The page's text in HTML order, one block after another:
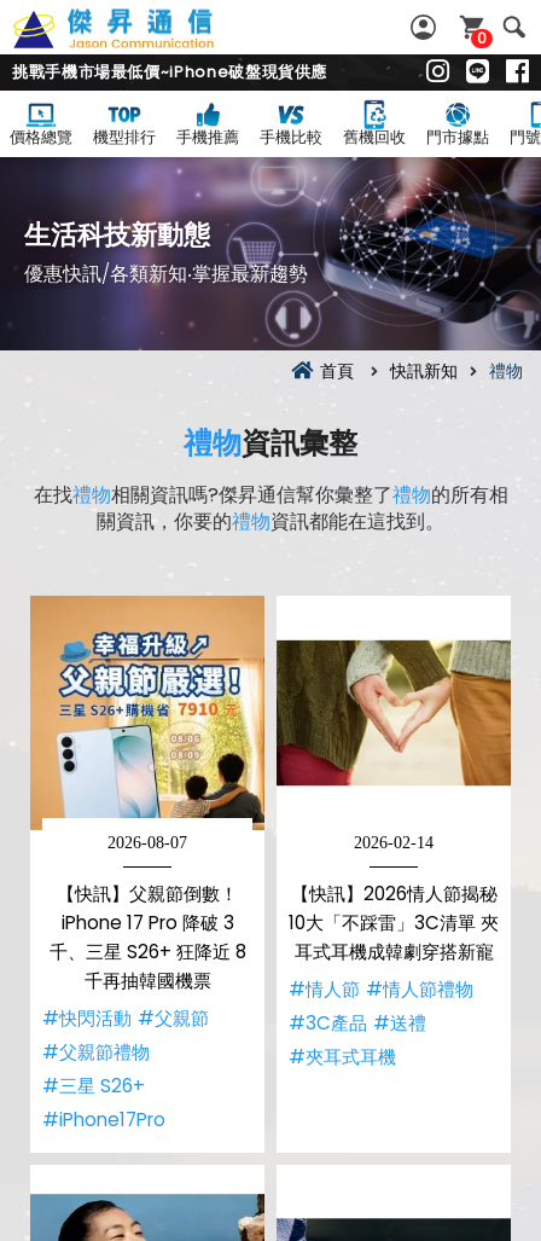
0
挑戰手機市場最低價~iPhone破盤現貨供應
價格總覽 機型排行 手機推薦 手機比較 舊機回收 門市據點 門
生活科技新動態
優惠快訊/各類新知‧掌握最新趨勢
首頁 快訊新知 禮物
禮物資訊彙整
在找禮物相關資訊嗎?傑昇通信幫你彙整了禮物的所有相
關資訊，你要的禮物資訊都能在這找到。
2026-08-07
【快訊】父親節倒數！
iPhone 17 Pro 降破 3
千、三星 S26+ 狂降近 8
千再抽韓國機票
#快閃活動 #父親節
#父親節禮物
#三星 S26+
#iPhone17Pro
2026-02-14
【快訊】2026情人節揭秘
10大「不踩雷」3C清單 夾
耳式耳機成韓劇穿搭新寵
#情人節 #情人節禮物
#3C產品 #送禮
#夾耳式耳機